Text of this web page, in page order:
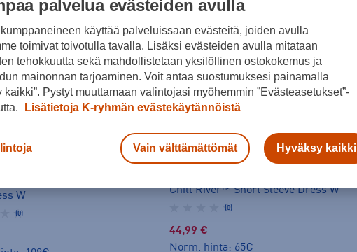
W
(0)
HINTA VERKOSSA
Chill River™ Short Sleeve Dress W
(0)
44,99 €
Norm. hinta: 65€
palvelua evästeiden avulla
käyttää palveluissaan evästeitä, joiden avulla
toimivat toivotulla tavalla. Lisäksi evästeiden avulla mitataan
tehokkuutta sekä mahdollistetaan yksilöllinen ostokokemus ja
mainonnan tarjoaminen. Voit antaa suostumuksesi painamalla
kaikki”. Pystyt muuttamaan valintojasi myöhemmin ”Evästeasetukset”-
Lisätietoja K-ryhmän evästekäytännöistä
Vain välttämättömät Hyväksy kaikki